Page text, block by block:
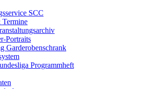
SCC
Termine
Portraits
Garderobenschrank
Programmheft